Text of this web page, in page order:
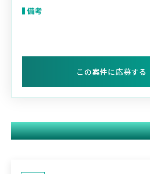
備考
この案件に応募する
関連する案件